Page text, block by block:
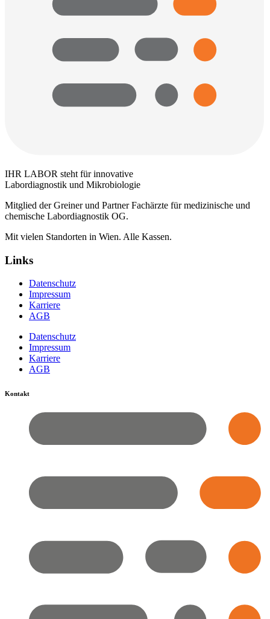
IHR LABOR steht für innovative
Labordiagnostik und Mikrobiologie
Mitglied der Greiner und Partner Fachärzte für medizinische und
chemische Labordiagnostik OG.
Mit vielen Standorten in Wien. Alle Kassen.
Links
Datenschutz
Impressum
Karriere
AGB
Datenschutz
Impressum
Karriere
AGB
Kontakt